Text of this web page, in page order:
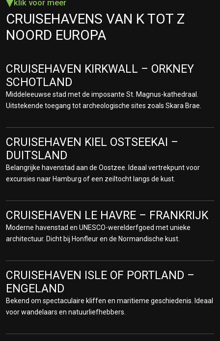
Bekend als de “Granite City” met statige gebouwen en een rijke
maritieme geschiedenis. Vanuit hier ontdekt u de Schotse
Hooglanden en beroemde whiskydistilleerderijen.
TERMINAL IJSLAND
De “hoofdstad van het noorden” biedt toegang tot prachtige
fjorden en vulkanische landschappen. Bezoek de Godafoss-
waterval en het indrukwekkende Mývatn-meer.
CRUISEHAVEN ÅNDALSNES –
NOORWEGEN
Een paradijs voor natuurliefhebbers met de beroemde
Romsdalseggen-bergkam en spectaculaire fjorden. Perfect voor
wandelingen en panoramische treinritten met de Raumabanen.
CRUISEHAVEN ALTA – CRUISE PORT
NOORWEGEN
Beroemd om het noorderlicht en de UNESCO-rotstekeningen. Hier
CRUISEHAVEN ÅLESUND – CRUISE
SHIP PIER NOORWEGEN
Ontdek de unieke jugendstil-architectuur van deze schilderachtige
kuststad. Beklim de Aksla-heuvel voor een panoramisch uitzicht
klik voor meer
CRUISEHAVENS VAN K TOT Z
NOORD EUROPA
CRUISEHAVEN KIRKWALL – ORKNEY
SCHOTLAND
Middeleeuwse stad met de imposante St. Magnus-kathedraal.
Uitstekende toegang tot archeologische sites zoals Skara Brae.
CRUISEHAVEN KIEL OSTSEEKAI –
DUITSLAND
Belangrijke havenstad aan de Oostzee. Ideaal vertrekpunt voor
excursies naar Hamburg of een zeiltocht langs de kust.
CRUISEHAVEN LE HAVRE – FRANKRIJK
Moderne havenstad en UNESCO-werelderfgoed met unieke
architectuur. Dicht bij Honfleur en de Normandische kust.
CRUISEHAVEN ISLE OF PORTLAND –
ENGELAND
Bekend om spectaculaire kliffen en maritieme geschiedenis. Ideaal
voor wandelaars en natuurliefhebbers.